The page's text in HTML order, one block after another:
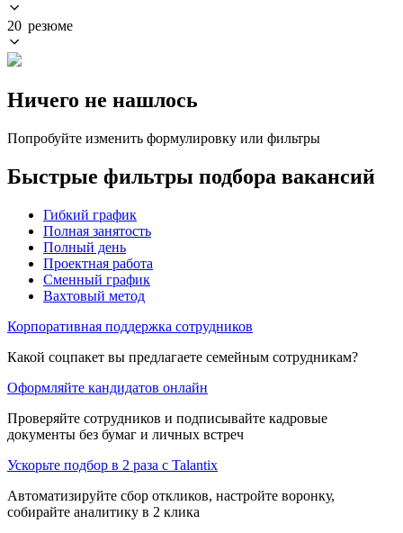
20 резюме
Ничего не нашлось
Попробуйте изменить формулировку или фильтры
Быстрые фильтры подбора вакансий
Гибкий график
Полная занятость
Полный день
Проектная работа
Сменный график
Вахтовый метод
Корпоративная поддержка сотрудников
Какой соцпакет вы предлагаете семейным сотрудникам?
Оформляйте кандидатов онлайн
Проверяйте сотрудников и подписывайте кадровые
документы без бумаг и личных встреч
Ускорьте подбор в 2 раза с Talantix
Автоматизируйте сбор откликов, настройте воронку,
собирайте аналитику в 2 клика